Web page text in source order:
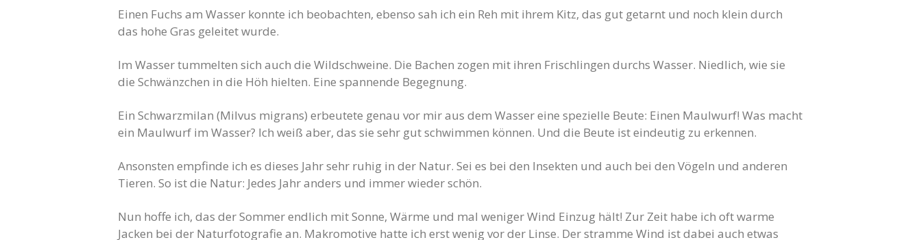
Einen Fuchs am Wasser konnte ich beobachten, ebenso sah ich ein Reh mit ihrem Kitz, das gut getarnt und noch klein durch
das hohe Gras geleitet wurde.
Im Wasser tummelten sich auch die Wildschweine. Die Bachen zogen mit ihren Frischlingen durchs Wasser. Niedlich, wie sie
die Schwänzchen in die Höh hielten. Eine spannende Begegnung.
Ein Schwarzmilan (Milvus migrans) erbeutete genau vor mir aus dem Wasser eine spezielle Beute: Einen Maulwurf! Was macht
ein Maulwurf im Wasser? Ich weiß aber, das sie sehr gut schwimmen können. Und die Beute ist eindeutig zu erkennen.
Ansonsten empfinde ich es dieses Jahr sehr ruhig in der Natur. Sei es bei den Insekten und auch bei den Vögeln und anderen
Tieren. So ist die Natur: Jedes Jahr anders und immer wieder schön.
Nun hoffe ich, das der Sommer endlich mit Sonne, Wärme und mal weniger Wind Einzug hält! Zur Zeit habe ich oft warme
Jacken bei der Naturfotografie an. Makromotive hatte ich erst wenig vor der Linse. Der stramme Wind ist dabei auch etwas